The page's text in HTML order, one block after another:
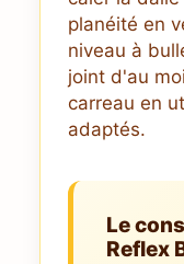
planéité en
niveau à
joint d'au
carreau en
adaptés.
Le
Reflex